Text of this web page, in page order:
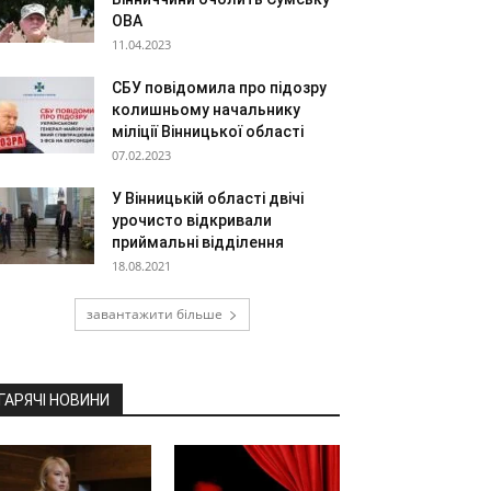
ОВА
11.04.2023
СБУ повідомила про підозру
колишньому начальнику
міліції Вінницької області
07.02.2023
У Вінницькій області двічі
урочисто відкривали
приймальні відділення
18.08.2021
завантажити більше
НОВИНИ